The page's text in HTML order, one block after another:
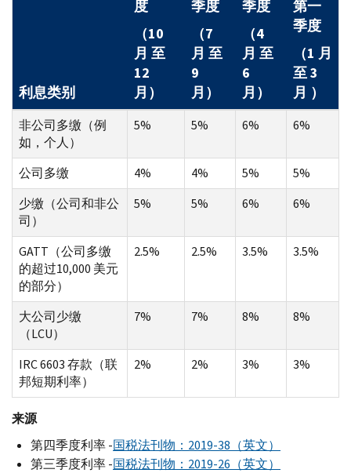
利息类别
度
（10
月 至
12
月）
季度
（7
月 至
9
月）
季度
（4
月 至
6
月）
第一
季度
（1 月
至 3
月 ）
非公司多缴（例
如，个人）
5% 5% 6% 6%
公司多缴 4% 4% 5%
5%
少缴（公司和非公
司）
5% 5% 6% 6%
GATT（公司多缴
的超过10,000 美元
的部分）
2.5% 2.5% 3.5% 3.5%
大公司少缴
（LCU）
7% 7% 8% 8%
IRC 6603 存款（联
邦短期利率）
2% 2% 3% 3%
来源
第四季度利率 -国税法刊物：2019-38（英文）
第三季度利率 -国税法刊物：2019-26（英文）